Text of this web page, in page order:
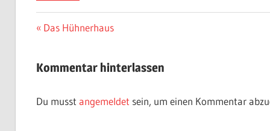
Beitragsnavigation
Vorheriger
Das Hühnerhaus
Kommentar hinterlassen
Du musst angemeldet sein, um einen Kommentar